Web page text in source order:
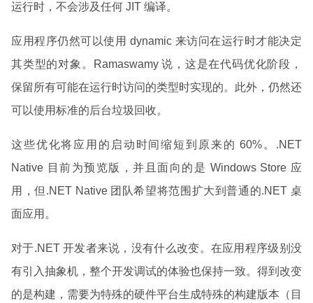
运行时，不会涉及任何 JIT 编译。
应用程序仍然可以使用 dynamic 来访问在运行时才能决定
其类型的对象。Ramaswamy 说，这是在代码优化阶段，
保留所有可能在运行时访问的类型时实现的。此外，仍然还
可以使用标准的后台垃圾回收。
这些优化将应用的启动时间缩短到原来的 60%。.NET
Native 目前为预览版，并且面向的是 Windows Store 应
用，但.NET Native 团队希望将范围扩大到普通的.NET 桌
面应用。
对于.NET 开发者来说，没有什么改变。在应用程序级别没
有引入抽象机，整个开发调试的体验也保持一致。得到改变
的是构建，需要为特殊的硬件平台生成特殊的构建版本（目